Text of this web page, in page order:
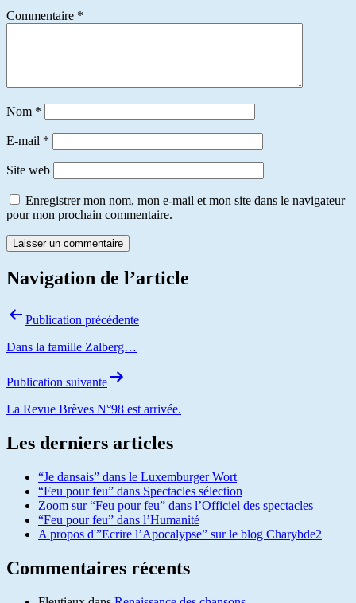
Commentaire *
Nom *
E-mail *
Site web
Enregistrer mon nom, mon e-mail et mon site dans le navigateur
pour mon prochain commentaire.
Navigation de l’article
Publication précédente
Dans la famille Zalberg…
Publication suivante
La Revue Brèves N°98 est arrivée.
Les derniers articles
“Je dansais” dans le Luxemburger Wort
“Feu pour feu” dans Spectacles sélection
Zoom sur “Feu pour feu” dans l’Officiel des spectacles
“Feu pour feu” dans l’Humanité
A propos d'”Ecrire l’Apocalypse” sur le blog Charybde2
Commentaires récents